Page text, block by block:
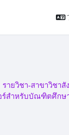
รายวิชา-สาขาวิชา
ร์สำหรับบัณฑิตศึก